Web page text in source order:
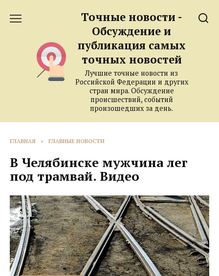
Точные новости -
Обсуждение и
публикация самых
точных новостей
Лучшие точные новости из
Российской Федерации и других
стран мира. Обсуждение
происшествий, событий
произошедших за день.
ГЛАВНАЯ » ГЛАВНЫЕ НОВОСТИ
В Челябинске мужчина лег
под трамвай. Видео